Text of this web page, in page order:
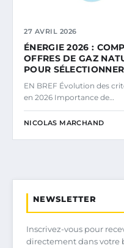
27 AVRIL 2026
ÉNERGIE 2026 :
OFFRES DE GAZ
POUR
EN BREF Évolution des
en 2026 Importance de…
NICOLAS MARCHAND
NEWSLETTER
Inscrivez-vous pour
directement dans votre